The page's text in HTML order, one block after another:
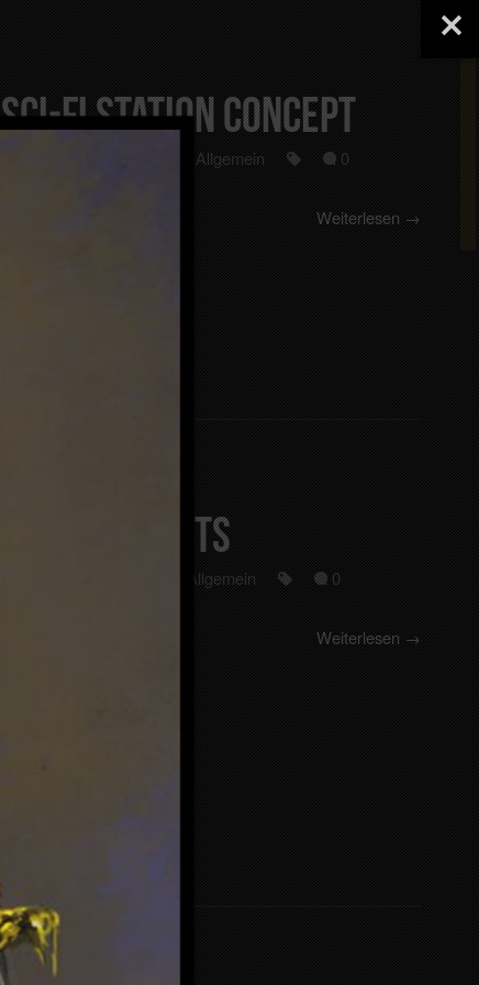
Sci-Fi Station Concept
Allgemein 0
Weiterlesen →
Three Bandits
Allgemein 0
Weiterlesen →